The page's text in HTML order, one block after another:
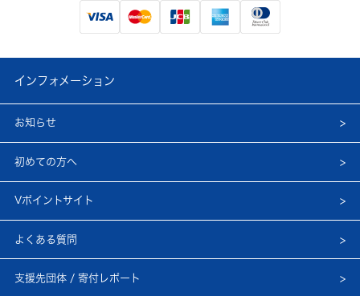
インフォメーション
お知らせ
初めての方へ
Vポイントサイト
よくある質問
支援先団体 / 寄付レポート